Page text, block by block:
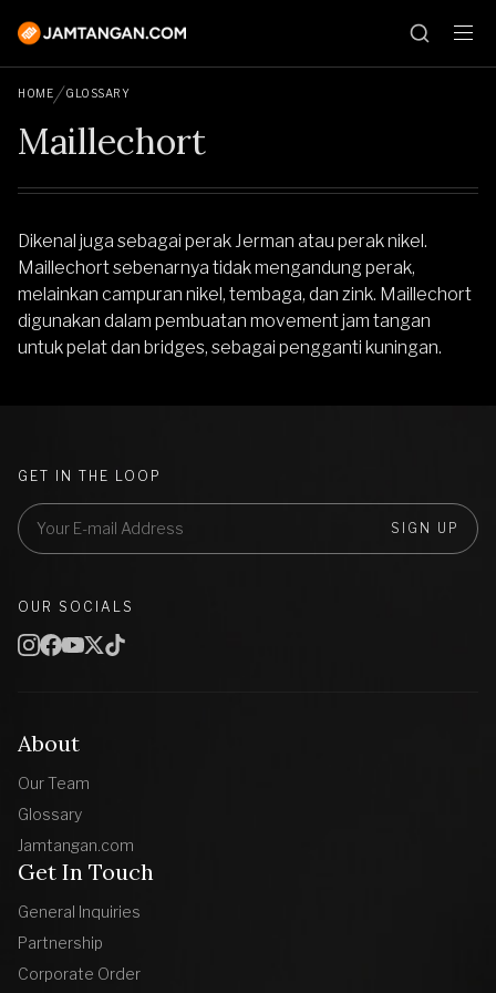
HOME GLOSSARY
Maillechort
Dikenal juga sebagai perak Jerman atau perak nikel.
Maillechort sebenarnya tidak mengandung perak,
melainkan campuran nikel, tembaga, dan zink. Maillechort
digunakan dalam pembuatan movement jam tangan
untuk pelat dan bridges, sebagai pengganti kuningan.
About
Our Team
Glossary
Jamtangan.com
Get In Touch
General Inquiries
Partnership
Corporate Order
GET IN THE LOOP
SIGN UP
OUR SOCIALS